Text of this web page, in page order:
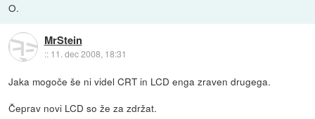
O.
MrStein
:: 11. dec 2008, 18:31
Jaka mogoče še ni videl CRT in LCD enga zraven drugega.
Čeprav novi LCD so že za zdržat.